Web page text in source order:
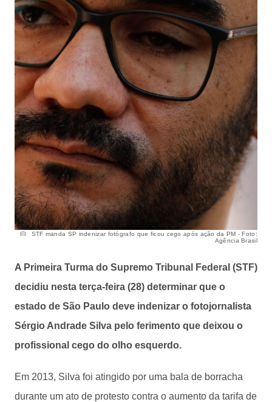
STF manda SP indenizar fotógrafo que ficou cego após ação da PM - Foto:
Agência Brasil
A Primeira Turma do Supremo Tribunal Federal (STF)
decidiu nesta terça-feira (28) determinar que o
estado de São Paulo deve indenizar o fotojornalista
Sérgio Andrade Silva pelo ferimento que deixou o
profissional cego do olho esquerdo.
Em 2013, Silva foi atingido por uma bala de borracha
durante um ato de protesto contra o aumento da tarifa de